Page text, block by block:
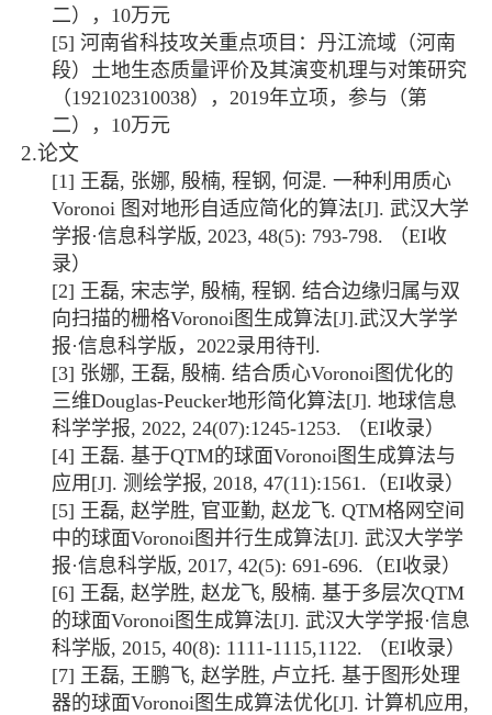
二）， 10万元
[5]河南省科技攻关重点项目：丹江流域（河南
段）土地生态质量评价及其演变机理与对策研究
（192102310038）， 2019年立项，参与（第
二）， 10万元
2.论文
[1] 王磊, 张娜, 殷楠,程钢 ,何湜.一种利用质心
Voronoi 图对地形自适应简化的算法[J]. 武汉大学
学报·信息科学版, 2023, 48(5): 793-798. （EI收
录）
[2] 王磊, 宋志学, 殷楠,程钢 .结合边缘归属与双
向扫描的栅格Voronoi 图生成算法[J].武汉大学学
报·信息科学版， 2022录用待刊 .
[3] 张娜, 王磊, 殷楠.结合质心Voronoi 图优化的
三维Douglas-Peucker地形简化算法[J].地球信息
科学学报, 2022, 24(07):1245-1253. （EI收录）
[4] 王磊.基于QTM的球面Voronoi 图生成算法与
应用 [J]. 测绘学报, 2018, 47(11):1561. （EI收录）
[5] 王磊, 赵学胜, 官亚勤, 赵龙飞. QTM格网空间
中的球面Voronoi 图并行生成算法[J]. 武汉大学学
报·信息科学版, 2017, 42(5): 691-696. （EI收录）
[6] 王磊, 赵学胜, 赵龙飞, 殷楠.基于多层次QTM
的球面Voronoi 图生成算法[J]. 武汉大学学报·信息
科学版, 2015, 40(8): 1111-1115,1122. （EI收录）
[7] 王磊, 王鹏飞, 赵学胜, 卢立托.基于图形处理
器的球面Voronoi 图生成算法优化[J].计算机应用 ,